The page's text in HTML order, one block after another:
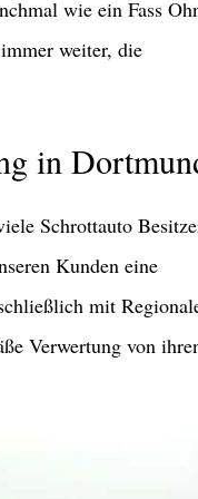
wie ein Fass
weiter, die
in
Schrottauto
Kunden eine
mit
Verwertung von